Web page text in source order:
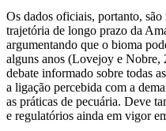
Os dados oficiais, portanto,
trajetória de longo prazo da
argumentando que o bioma
alguns anos (Lovejoy e Nobre,
debate informado sobre todas
a ligação percebida com a
as práticas de pecuária. Deve
e regulatórios ainda em vigor